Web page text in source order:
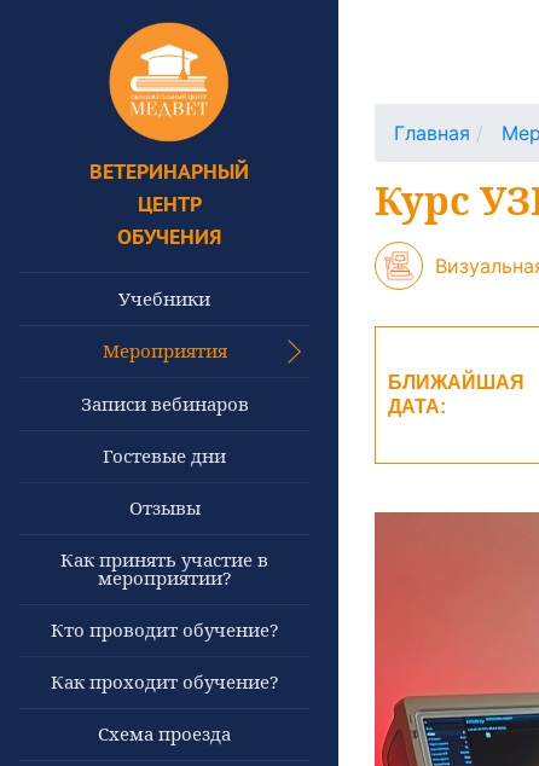
ВЕТЕРИНАРНЫЙ
ЦЕНТР
ОБУЧЕНИЯ
Учебники
Мероприятия
Записи вебинаров
Гостевые дни
Отзывы
Как принять участие в
мероприятии?
Кто проводит обучение?
Как проходит обучение?
Схема проезда
Главная
Курс
БЛИЖАЙШАЯ
ДАТА: